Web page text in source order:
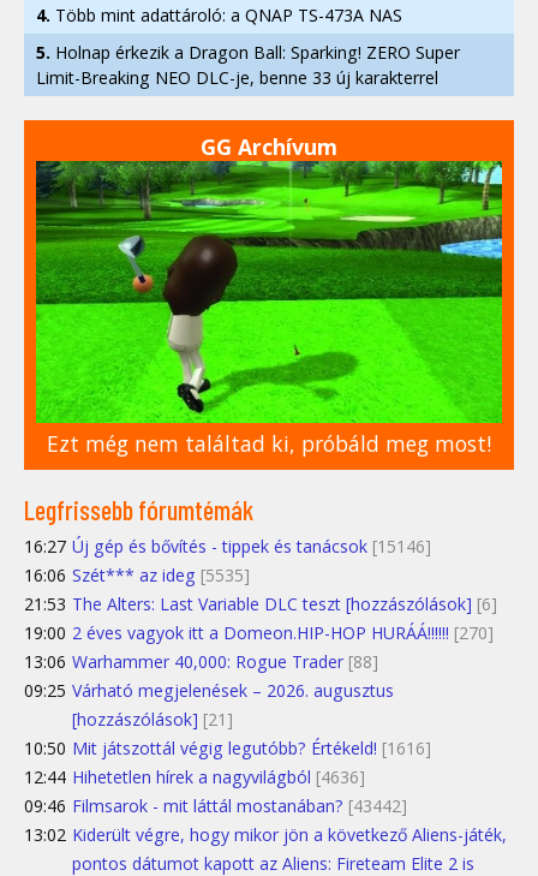
4. Több mint adattároló: a QNAP TS-473A NAS
5. Holnap érkezik a Dragon Ball: Sparking! ZERO Super
Limit-Breaking NEO DLC-je, benne 33 új karakterrel
GG Archívum
Ezt még nem találtad ki, próbáld meg most!
Legfrissebb fórumtémák
16:27 Új gép és bővítés - tippek és tanácsok [15146]
16:06 Szét*** az ideg [5535]
21:53 The Alters: Last Variable DLC teszt [hozzászólások] [6]
19:00 2 éves vagyok itt a Domeon.HIP-HOP HURÁÁ!!!!!! [270]
13:06 Warhammer 40,000: Rogue Trader [88]
09:25 Várható megjelenések – 2026. augusztus
[hozzászólások] [21]
10:50 Mit játszottál végig legutóbb? Értékeld! [1616]
12:44 Hihetetlen hírek a nagyvilágból [4636]
09:46 Filmsarok - mit láttál mostanában? [43442]
13:02 Kiderült végre, hogy mikor jön a következő Aliens-játék,
pontos dátumot kapott az Aliens: Fireteam Elite 2 is